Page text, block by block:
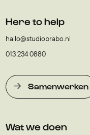
Here to help
hallo@studiobrabo.nl
013 234 0880
Samenwerken
Wat we doen